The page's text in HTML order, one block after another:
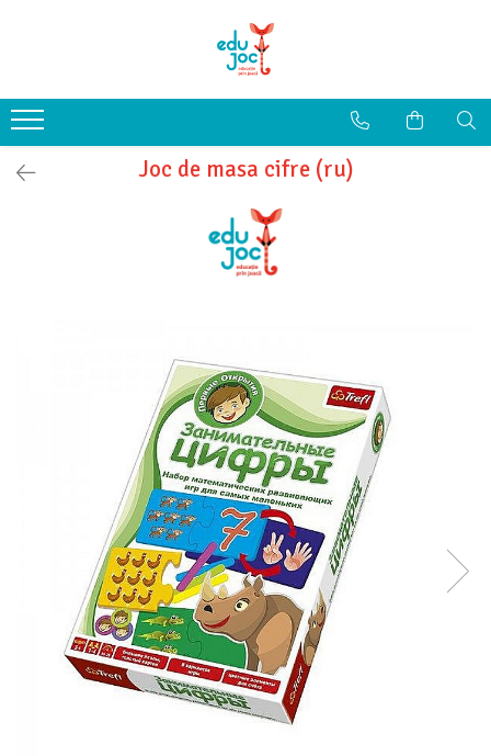
1-2 ani
3-4 ani
5-7 ani
Joc de masa cifre (ru)